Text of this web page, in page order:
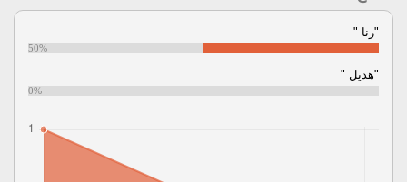
"رنا "
50%
"هديل "
0%